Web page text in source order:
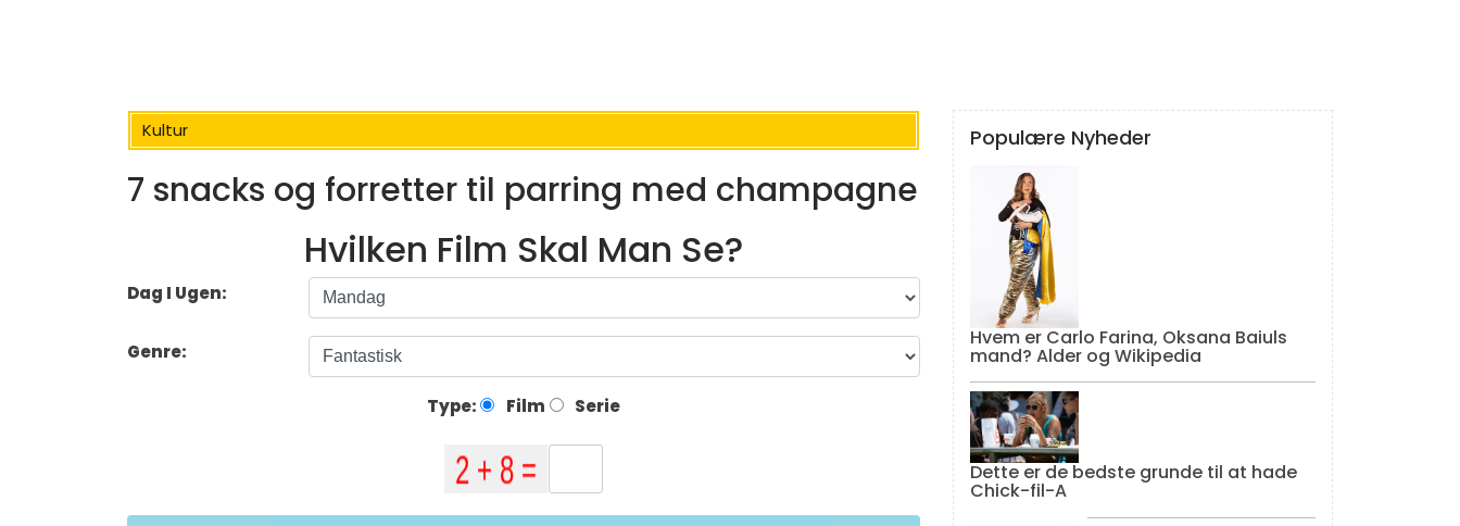
Kultur
7 snacks og forretter til parring med champagne
Hvilken Film Skal Man Se?
Dag I Ugen:
Genre:
Type: Film Serie
Populære Nyheder
Hvem er Carlo Farina, Oksana Baiuls
mand? Alder og Wikipedia
Dette er de bedste grunde til at hade
Chick-fil-A